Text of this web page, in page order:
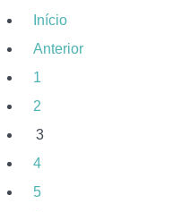
Início
Anterior
1
2
3
4
5